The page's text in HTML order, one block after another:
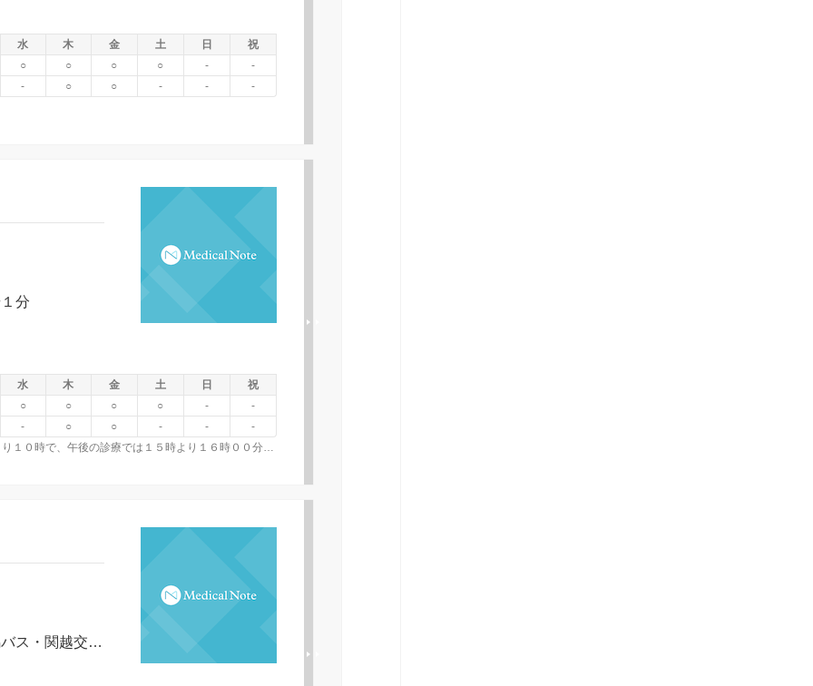
水 木 金 土 日
祝
○
○ ○ ○ -
-
-
○ ○ - - -
分
水 木 金 土 日
祝
○
○ ○ ○ -
-
-
○ ○ - -
-
初診は予約制です。 受付時間は午前の診療では９時より１０時で、午後の診療では１５時より１６時００分です。
高崎線高崎駅より北へ徒歩２０分群馬バス・関越交通バス・高崎市ぐるリンバス・相生町バス停１分